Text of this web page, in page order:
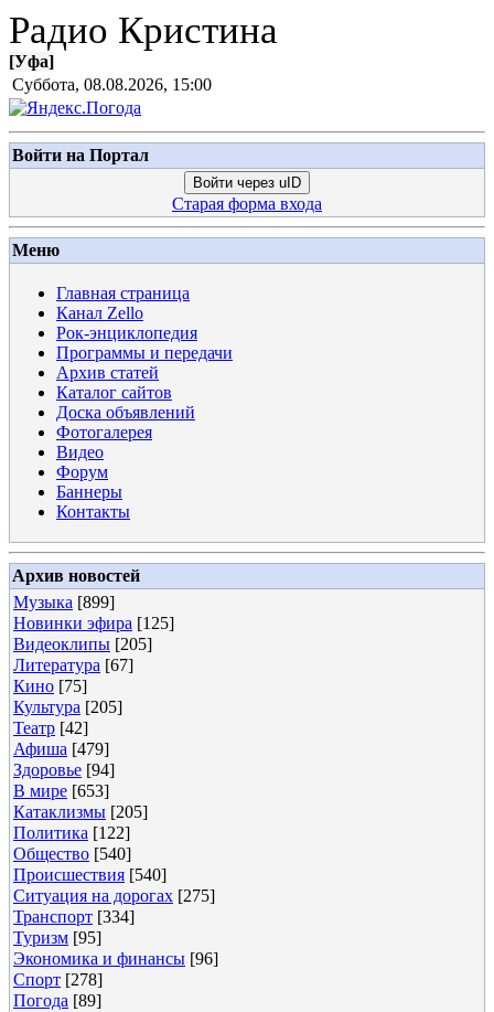
Радио Кристина
[Уфа]
Суббота, 08.08.2026, 15:00
Войти на Портал
Войти через uID
Старая форма входа
Меню
Главная страница
Канал Zello
Рок-энциклопедия
Программы и передачи
Архив статей
Каталог сайтов
Доска объявлений
Фотогалерея
Видео
Форум
Баннеры
Контакты
Архив новостей
Музыка [899]
Новинки эфира [125]
Видеоклипы [205]
Литература [67]
Кино [75]
Культура [205]
Театр [42]
Афиша [479]
Здоровье [94]
В мире [653]
Катаклизмы [205]
Политика [122]
Общество [540]
Происшествия [540]
Ситуация на дорогах [275]
Транспорт [334]
Туризм [95]
Экономика и финансы [96]
Спорт [278]
Погода [89]